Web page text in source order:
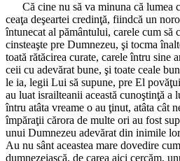
Că cine nu să va minuna că lumea
ceaţa deşeartei credinţă, fiindcă un
întunecat al pământului, carele cum să
cinsteaşte pre Dumnezeu, şi tocma
toată rătăcirea curate, carele întru sine
ceii cu adevărat bune, şi toate ceale
le ia, legii Lui să supune, pre El
au luat israilteanii această cunoştinţă a
întru atâta vreame o au ţinut, atâta cât
împăraţii cărora de multe ori au fost
unui Dumnezeu adevărat din inimile
Au nu sânt aceastea mare dovedire
dumnezeiască, de carea aici cercăm,